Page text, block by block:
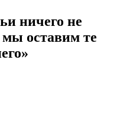
ничего не
мы оставим те